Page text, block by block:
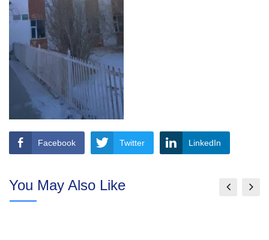
Facebook Twitter LinkedIn
You May Also Like